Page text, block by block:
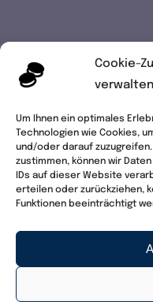
Cookie-
verwalten
Um Ihnen ein optimales
Technologien wie Cookies,
und/oder darauf
zustimmen, können wir
IDs auf dieser Website
erteilen oder zurückziehen,
Funktionen beeinträchtigt
© Copyright 07.2022 -
pflegen. | Alle